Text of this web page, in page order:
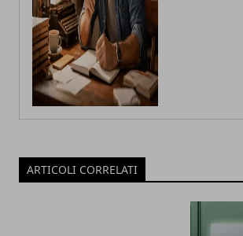
ARTICOLI CORRELATI